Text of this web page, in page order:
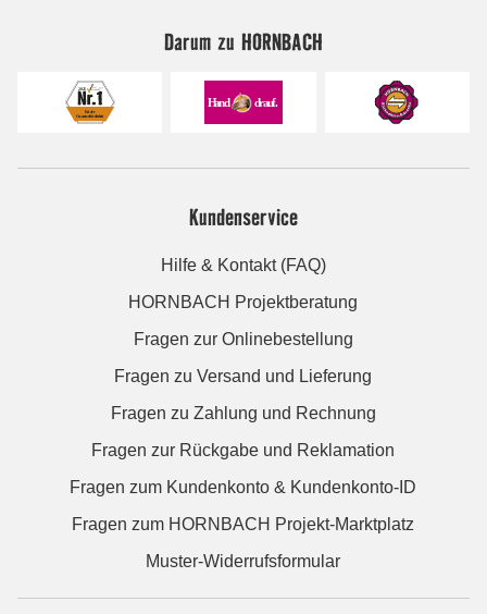
Darum zu HORNBACH
Kundenservice
Hilfe & Kontakt (FAQ)
HORNBACH Projektberatung
Fragen zur Onlinebestellung
Fragen zu Versand und Lieferung
Fragen zu Zahlung und Rechnung
Fragen zur Rückgabe und Reklamation
Fragen zum Kundenkonto & Kundenkonto-ID
Fragen zum HORNBACH Projekt-Marktplatz
Muster-Widerrufsformular